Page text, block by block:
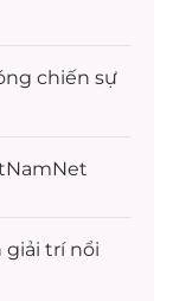
chiến sự
giải trínổi